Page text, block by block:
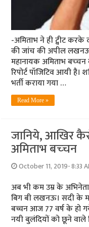
-अमिताभ ने ही ट्वीट
की जांच की अपील
महानायक अमिताभ बच्‍चन
रिपोर्ट पॉजिटिव आयी
भर्ती कराया गया …
Read More »
जानिये, आखिर
अमिताभ बच्‍चन
October 11, 2019- 8:33
अब भी कम उम्र के
बिग बी लखनऊ। सदी के
बच्चन आज 77 वर्ष के
नयी बुलंदियों को छूने